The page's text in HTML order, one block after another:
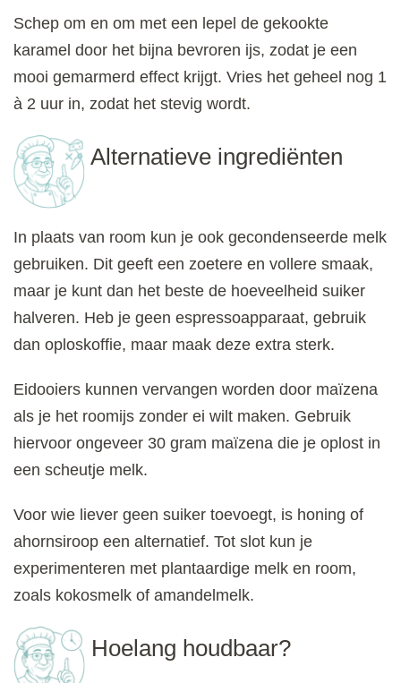
Schep om en om met een lepel de gekookte
karamel door het bijna bevroren ijs, zodat je een
mooi gemarmerd effect krijgt. Vries het geheel nog 1
à 2 uur in, zodat het stevig wordt.
Alternatieve ingrediënten
In plaats van room kun je ook gecondenseerde melk
gebruiken. Dit geeft een zoetere en vollere smaak,
maar je kunt dan het beste de hoeveelheid suiker
halveren. Heb je geen espressoapparaat, gebruik
dan oploskoffie, maar maak deze extra sterk.
Eidooiers kunnen vervangen worden door maïzena
als je het roomijs zonder ei wilt maken. Gebruik
hiervoor ongeveer 30 gram maïzena die je oplost in
een scheutje melk.
Voor wie liever geen suiker toevoegt, is honing of
ahornsiroop een alternatief. Tot slot kun je
experimenteren met plantaardige melk en room,
zoals kokosmelk of amandelmelk.
Hoelang houdbaar?